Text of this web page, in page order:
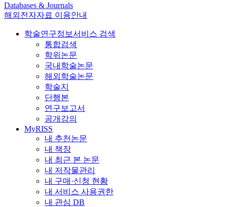
Databases & Journals
해외전자자료 이용안내
학술연구정보서비스 검색
통합검색
학위논문
국내학술논문
해외학술논문
학술지
단행본
연구보고서
공개강의
MyRISS
내 추천논문
내 책장
내 최근 본 논문
내 저작물관리
내 구매·신청 현황
내 서비스 사용권한
내 관심 DB